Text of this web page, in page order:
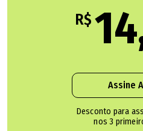
R$
Assine
Desconto para
nos 3